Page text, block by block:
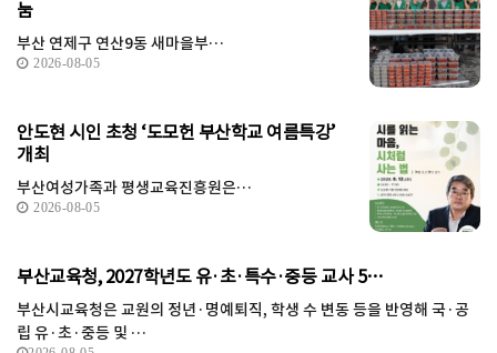
눔
부산 연제구 연산9동 새마을부…
2026-08-05
안도현 시인 초청 ‘도모헌 부산학교 여름특강’
개최
부산여성가족과 평생교육진흥원은…
2026-08-05
부산교육청, 2027학년도 유·초·특수·중등 교사 5…
부산시교육청은 교원의 정년·명예퇴직, 학생 수 변동 등을 반영해 국·공
립 유·초·중등 및 …